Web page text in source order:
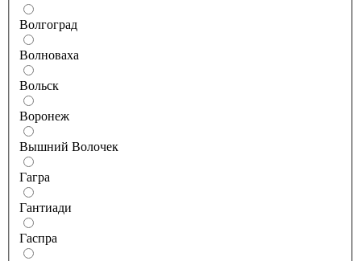
Волгоград
Волноваха
Вольск
Воронеж
Вышний Волочек
Гагра
Гантиади
Гаспра